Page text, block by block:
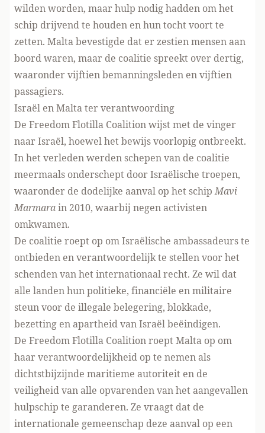
wilden worden, maar hulp nodig hadden om het
schip drijvend te houden en hun tocht voort te
zetten. Malta bevestigde dat er zestien mensen aan
boord waren, maar de coalitie spreekt over dertig,
waaronder vijftien bemanningsleden en vijftien
passagiers.
Israël en Malta ter verantwoording
De Freedom Flotilla Coalition wijst met de vinger
naar Israël, hoewel het bewijs voorlopig ontbreekt.
In het verleden werden schepen van de coalitie
meermaals onderschept door Israëlische troepen,
waaronder de dodelijke aanval op het schipMavi
Marmarain 2010, waarbij negen activisten
omkwamen.
De coalitie roept op om Israëlische ambassadeurs te
ontbieden en verantwoordelijk te stellen voor het
schenden van het internationaal recht. Ze wil dat
alle landen hun politieke, financiële en militaire
steun voor de illegale belegering, blokkade,
bezetting en apartheid van Israël beëindigen.
De Freedom Flotilla Coalition roept Malta op om
haar verantwoordelijkheid op te nemen als
dichtstbijzijnde maritieme autoriteit en de
veiligheid van alle opvarenden van het aangevallen
hulpschip te garanderen. Ze vraagt dat de
internationale gemeenschap deze aanval op een